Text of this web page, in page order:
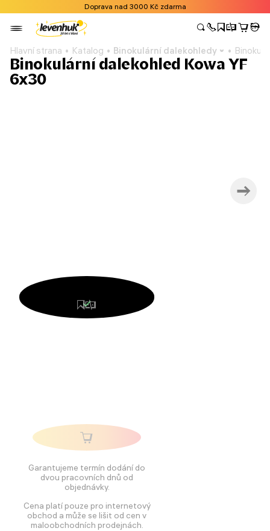
Doprava nad 3000 Kč zdarma
Hlavní strana Katalog Binokulární dalekohledy
Binokulární dalekohled Kowa YF
6x30
Garantujeme termín dodání do
dvou pracovních dnů od
objednávky.
Cena platí pouze pro internetový
obchod a může se lišit od cen v
maloobchodních prodejnách.